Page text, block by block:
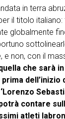
in terra
il titolo
globalmente
e non, con il
che sarà
contare
atleti